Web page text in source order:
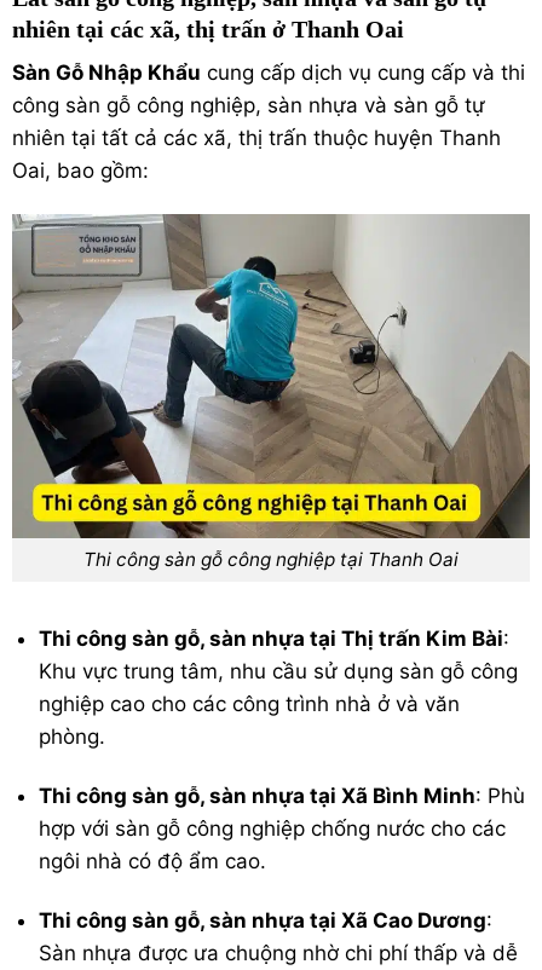
nhiên tại các xã, thị trấn ở Thanh Oai
Sàn Gỗ Nhập Khẩu cung cấp dịch vụ cung cấp và thi
công sàn gỗ công nghiệp, sàn nhựa và sàn gỗ tự
nhiên tại tất cả các xã, thị trấn thuộc huyện Thanh
Oai, bao gồm:
Thi công sàn gỗ công nghiệp tại Thanh Oai
Thi công sàn gỗ, sàn nhựa tại Thị trấn Kim Bài:
Khu vực trung tâm, nhu cầu sử dụng sàn gỗ công
nghiệp cao cho các công trình nhà ở và văn
phòng.
Thi công sàn gỗ, sàn nhựa tại Xã Bình Minh: Phù
hợp với sàn gỗ công nghiệp chống nước cho các
ngôi nhà có độ ẩm cao.
Thi công sàn gỗ, sàn nhựa tại Xã Cao Dương:
Sàn nhựa được ưa chuộng nhờ chi phí thấp và dễ